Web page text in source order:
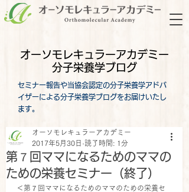
オーソモレキュラーアカデミー
分子栄養学ブログ
セミナー報告や当協会認定の分子栄養学アドバ
イザーによる分子栄養学ブログをお届けいたし
ます。
第７回ママになるためのママの
ための栄養セミナー（終了）
オーソモレキュラーアカデミー
2017年5月30日 読了時間: 1分
＜第７回ママになるためのママのための栄養セ